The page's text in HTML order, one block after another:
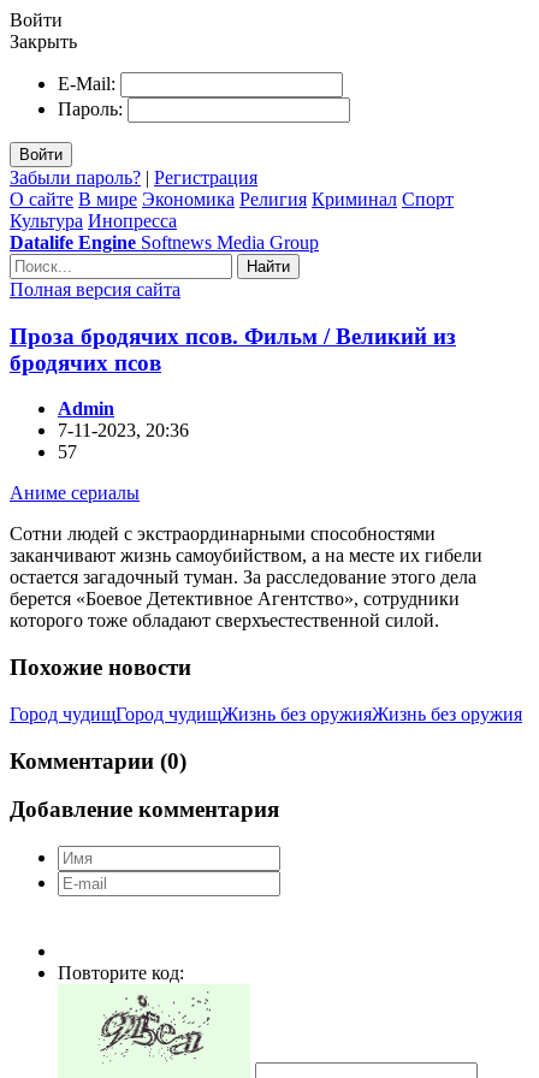
Войти
Закрыть
E-Mail:
Пароль:
Войти
Забыли пароль? | Регистрация
О сайте В мире Экономика Религия Криминал Спорт
Культура Инопресса
Datalife Engine Softnews Media Group
Найти
Полная версия сайта
Проза бродячих псов. Фильм / Великий из
бродячих псов
Admin
7-11-2023, 20:36
57
Аниме сериалы
Сотни людей с экстраординарными способностями
заканчивают жизнь самоубийством, а на месте их гибели
остается загадочный туман. За расследование этого дела
берется «Боевое Детективное Агентство», сотрудники
которого тоже обладают сверхъестественной силой.
Похожие новости
Город чудищГород чудищЖизнь без оружияЖизнь без оружия
Комментарии (0)
Добавление комментария
Повторите код: